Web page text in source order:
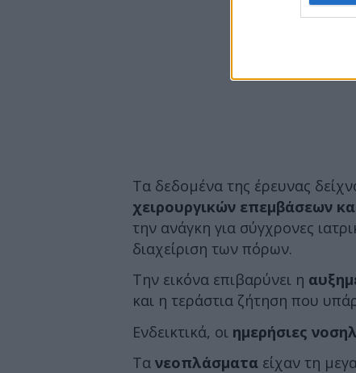
Τα δεδομένα της έρευνας
χειρουργικών επεμβάσεων
την ανάγκη για σύγχρονες
διαχείριση των πόρων.
Την εικόνα επιβαρύνει η
και η τεράστια ζήτηση που
Ενδεικτικά, οι ημερήσιες
Τα νεοπλάσματα είχαν τη